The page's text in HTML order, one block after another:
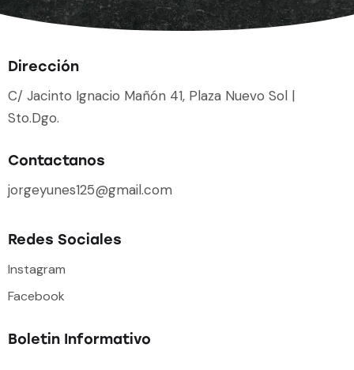
Dirección
C/ Jacinto Ignacio Mañón 41, Plaza Nuevo Sol |
Sto.Dgo.
Contactanos
jorgeyunes125@gmail.com
Redes Sociales
Instagram
Facebook
Boletin Informativo